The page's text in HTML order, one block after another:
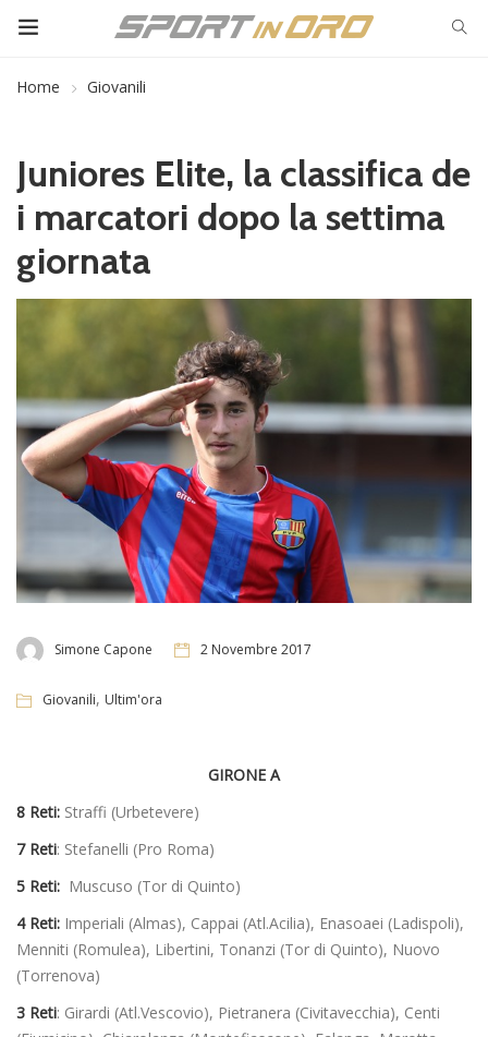
Home Giovanili
Juniores Elite, la classifica de
i marcatori dopo la settima
giornata
Simone Capone 2 Novembre 2017
Giovanili, Ultim'ora
GIRONE A
8 Reti: Straffi (Urbetevere)
7 Reti: Stefanelli (Pro Roma)
5 Reti: Muscuso (Tor di Quinto)
4 Reti: Imperiali (Almas), Cappai (Atl.Acilia), Enasoaei (Ladispoli),
Menniti (Romulea), Libertini, Tonanzi (Tor di Quinto), Nuovo
(Torrenova)
3 Reti: Girardi (Atl.Vescovio), Pietranera (Civitavecchia), Centi